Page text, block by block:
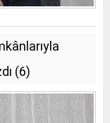
(6)